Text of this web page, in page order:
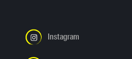
Instagram